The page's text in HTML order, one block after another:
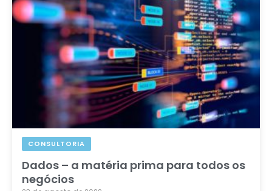
CONSULTORIA
Dados – a matéria prima para todos os
negócios